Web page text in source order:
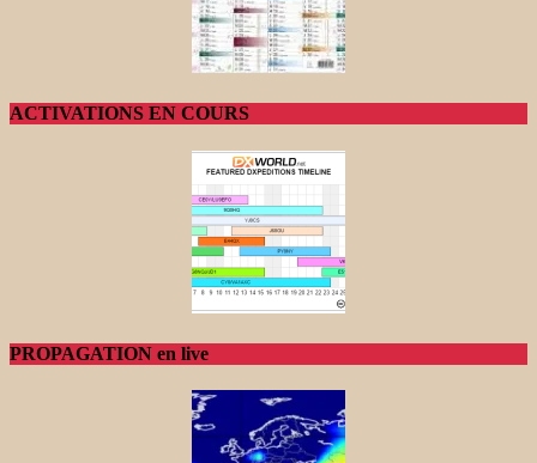
ACTIVATIONS EN COURS
PROPAGATION en live